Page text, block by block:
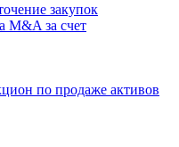
закупок
M&A за счет
по продаже активов